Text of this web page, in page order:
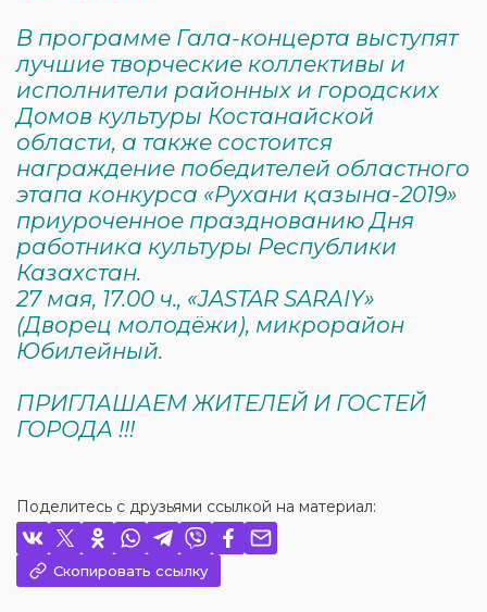
В программе Гала-концерта выступят
лучшие творческие коллективы и
исполнители районных и городских
Домов культуры Костанайской
области, а также состоится
награждение победителей областного
этапа конкурса «Рухани қазына-2019»
приуроченное празднованию Дня
работника культуры Республики
Казахстан.
27 мая, 17.00 ч., «JASTAR SARАIY»
(Дворец молодёжи), микрорайон
Юбилейный.
ПРИГЛАШАЕМ ЖИТЕЛЕЙ И ГОСТЕЙ
ГОРОДА !!!
Поделитесь с друзьями ссылкой на материал:
Скопировать ссылку